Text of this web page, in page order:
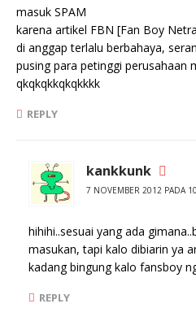
masuk SPAM
karena artikel FBN [Fan Boy
di anggap terlalu berbahaya,
pusing para petinggi perusahaan
qkqkqkkqkqkkkk
REPLY
kankkunk
7 NOVEMBER 2012 PADA
hihihi..sesuai yang ada
masukan, tapi kalo dibiarin ya
kadang bingung kalo fansboy
REPLY